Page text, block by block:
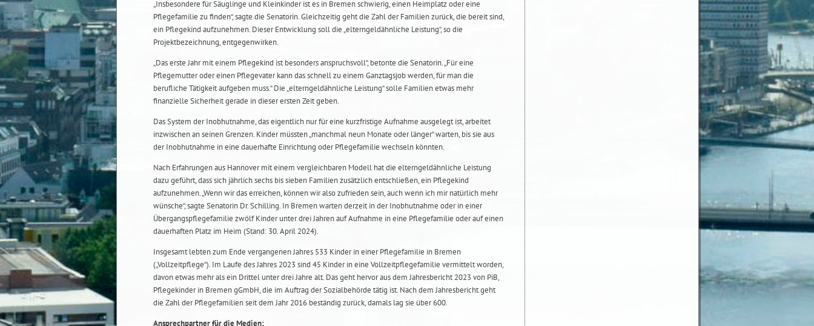
„Insbesondere für Säuglinge und Kleinkinder ist es in Bremen schwierig, einen Heimplatz oder eine
Pflegefamilie zu finden“, sagte die Senatorin. Gleichzeitig geht die Zahl der Familien zurück, die bereit sind,
ein Pflegekind aufzunehmen. Dieser Entwicklung soll die „elterngeldähnliche Leistung“, so die
Projektbezeichnung, entgegenwirken.
„Das erste Jahr mit einem Pflegekind ist besonders anspruchsvoll“, betonte die Senatorin. „Für eine
Pflegemutter oder einen Pflegevater kann das schnell zu einem Ganztagsjob werden, für man die
berufliche Tätigkeit aufgeben muss.“ Die „elterngeldähnliche Leistung“ solle Familien etwas mehr
finanzielle Sicherheit gerade in dieser ersten Zeit geben.
Das System der Inobhutnahme, das eigentlich nur für eine kurzfristige Aufnahme ausgelegt ist, arbeitet
inzwischen an seinen Grenzen. Kinder müssten „manchmal neun Monate oder länger“ warten, bis sie aus
der Inobhutnahme in eine dauerhafte Einrichtung oder Pflegefamilie wechseln könnten.
Nach Erfahrungen aus Hannover mit einem vergleichbaren Modell hat die elterngeldähnliche Leistung
dazu geführt, dass sich jährlich sechs bis sieben Familien zusätzlich entschließen, ein Pflegekind
aufzunehmen. „Wenn wir das erreichen, können wir also zufrieden sein, auch wenn ich mir natürlich mehr
wünsche“, sagte Senatorin Dr. Schilling. In Bremen warten derzeit in der Inobhutnahme oder in einer
Übergangspflegefamilie zwölf Kinder unter drei Jahren auf Aufnahme in eine Pflegefamilie oder auf einen
dauerhaften Platz im Heim (Stand: 30. April 2024).
Insgesamt lebten zum Ende vergangenen Jahres 533 Kinder in einer Pflegefamilie in Bremen
(„Vollzeitpflege“). Im Laufe des Jahres 2023 sind 45 Kinder in eine Vollzeitpflegefamilie vermittelt worden,
davon etwas mehr als ein Drittel unter drei Jahre alt. Das geht hervor aus dem Jahresbericht 2023 von PiB,
Pflegekinder in Bremen gGmbH, die im Auftrag der Sozialbehörde tätig ist. Nach dem Jahresbericht geht
die Zahl der Pflegefamilien seit dem Jahr 2016 beständig zurück, damals lag sie über 600.
Ansprechpartner für die Medien: